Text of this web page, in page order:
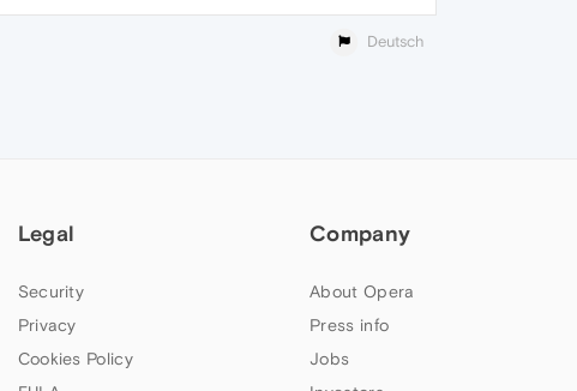
Deutsch
Legal
Security
Privacy
Cookies Policy
Company
About Opera
Press info
Jobs